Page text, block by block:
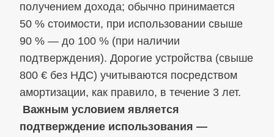
получением дохода; обычно принимается
50 % стоимости, при использовании свыше
90 % — до 100 % (при наличии
подтверждения). Дорогие устройства (свыше
800 € без НДС) учитываются посредством
амортизации, как правило, в течение 3 лет.
Важным условием является
подтверждение использования —